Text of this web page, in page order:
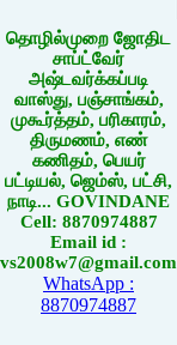
தொழில்முறை ஜோதிட
சாப்ட்வேர்
அஷ்டவர்க்கப்படி
வாஸ்து, பஞ்சாங்கம்,
முகூர்த்தம், பரிகாரம்,
திருமணம், எண்
கணிதம், பெயர்
பட்டியல், ஜெம்ஸ், பட்சி,
நாடி... GOVINDANE
Cell: 8870974887
Email id :
vs2008w7@gmail.com
WhatsApp :
8870974887